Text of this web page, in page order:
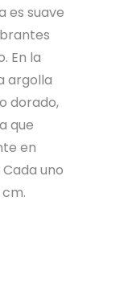
es suave
En la
argolla
dorado,
que
en
uno